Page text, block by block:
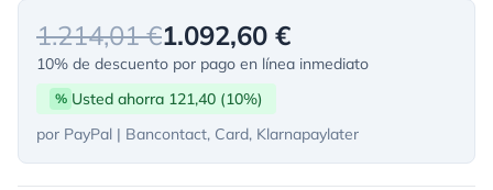
1.214,01 €1.092,60 €
10% de descuento por pago en línea inmediato
% Usted ahorra 121,40 (10%)
por PayPal | Bancontact, Card, Klarnapaylater